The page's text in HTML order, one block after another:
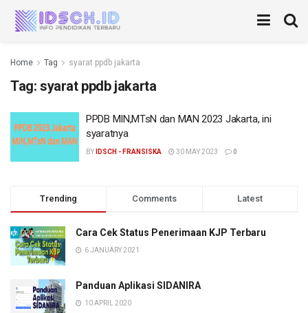
Home Tag syarat ppdb jakarta
Tag: syarat ppdb jakarta
PPDB MIN,MTsN dan MAN 2023 Jakarta, ini
syaratnya
BY IDSCH - FRANSISKA 30 MAY 2023 0
Trending Comments Latest
Cara Cek Status Penerimaan KJP Terbaru
6 JANUARY 2021
Panduan Aplikasi SIDANIRA
10 APRIL 2020